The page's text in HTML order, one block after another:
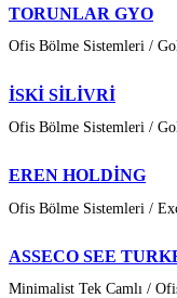
TORUNLAR GYO
Ofis Bölme Sistemleri /
İSKİ SİLİVRİ
Ofis Bölme Sistemleri /
EREN HOLDİNG
Ofis Bölme Sistemleri /
ASSECO SEE
Minimalist Tek Camlı /